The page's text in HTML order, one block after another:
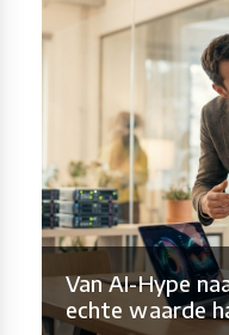
Van AI-Hype
echte waarde